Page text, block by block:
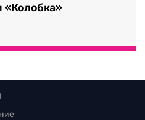
«Колобка»